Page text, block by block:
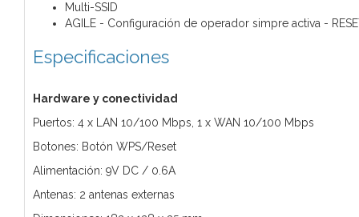
Multi-SSID
AGILE - Configuración de operador simpre activa -
Especificaciones
Hardware y conectividad
Puertos: 4 x LAN 10/100 Mbps, 1 x WAN 10/100 Mbps
Botones: Botón WPS/Reset
Alimentación: 9V DC / 0.6A
Antenas: 2 antenas externas